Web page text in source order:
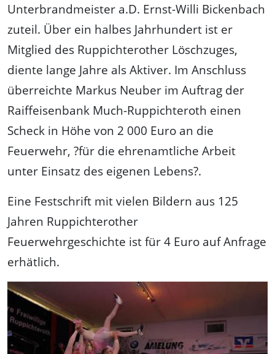
Unterbrandmeister a.D. Ernst-Willi Bickenbach
zuteil. Über ein halbes Jahrhundert ist er
Mitglied des Ruppichterother Löschzuges,
diente lange Jahre als Aktiver. Im Anschluss
überreichte Markus Neuber im Auftrag der
Raiffeisenbank Much-Ruppichteroth einen
Scheck in Höhe von 2 000 Euro an die
Feuerwehr, ?für die ehrenamtliche Arbeit
unter Einsatz des eigenen Lebens?.
Eine Festschrift mit vielen Bildern aus 125
Jahren Ruppichterother
Feuerwehrgeschichte ist für 4 Euro auf Anfrage
erhätlich.